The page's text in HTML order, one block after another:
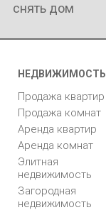
снять дом
НЕДВИЖИМОСТЬ
Продажа квартир
Продажа комнат
Аренда квартир
Аренда комнат
Элитная
недвижимость
Загородная
недвижимость